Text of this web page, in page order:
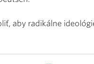
aby radikálne